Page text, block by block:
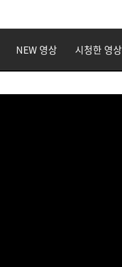
NEW 영상 시청한 영상